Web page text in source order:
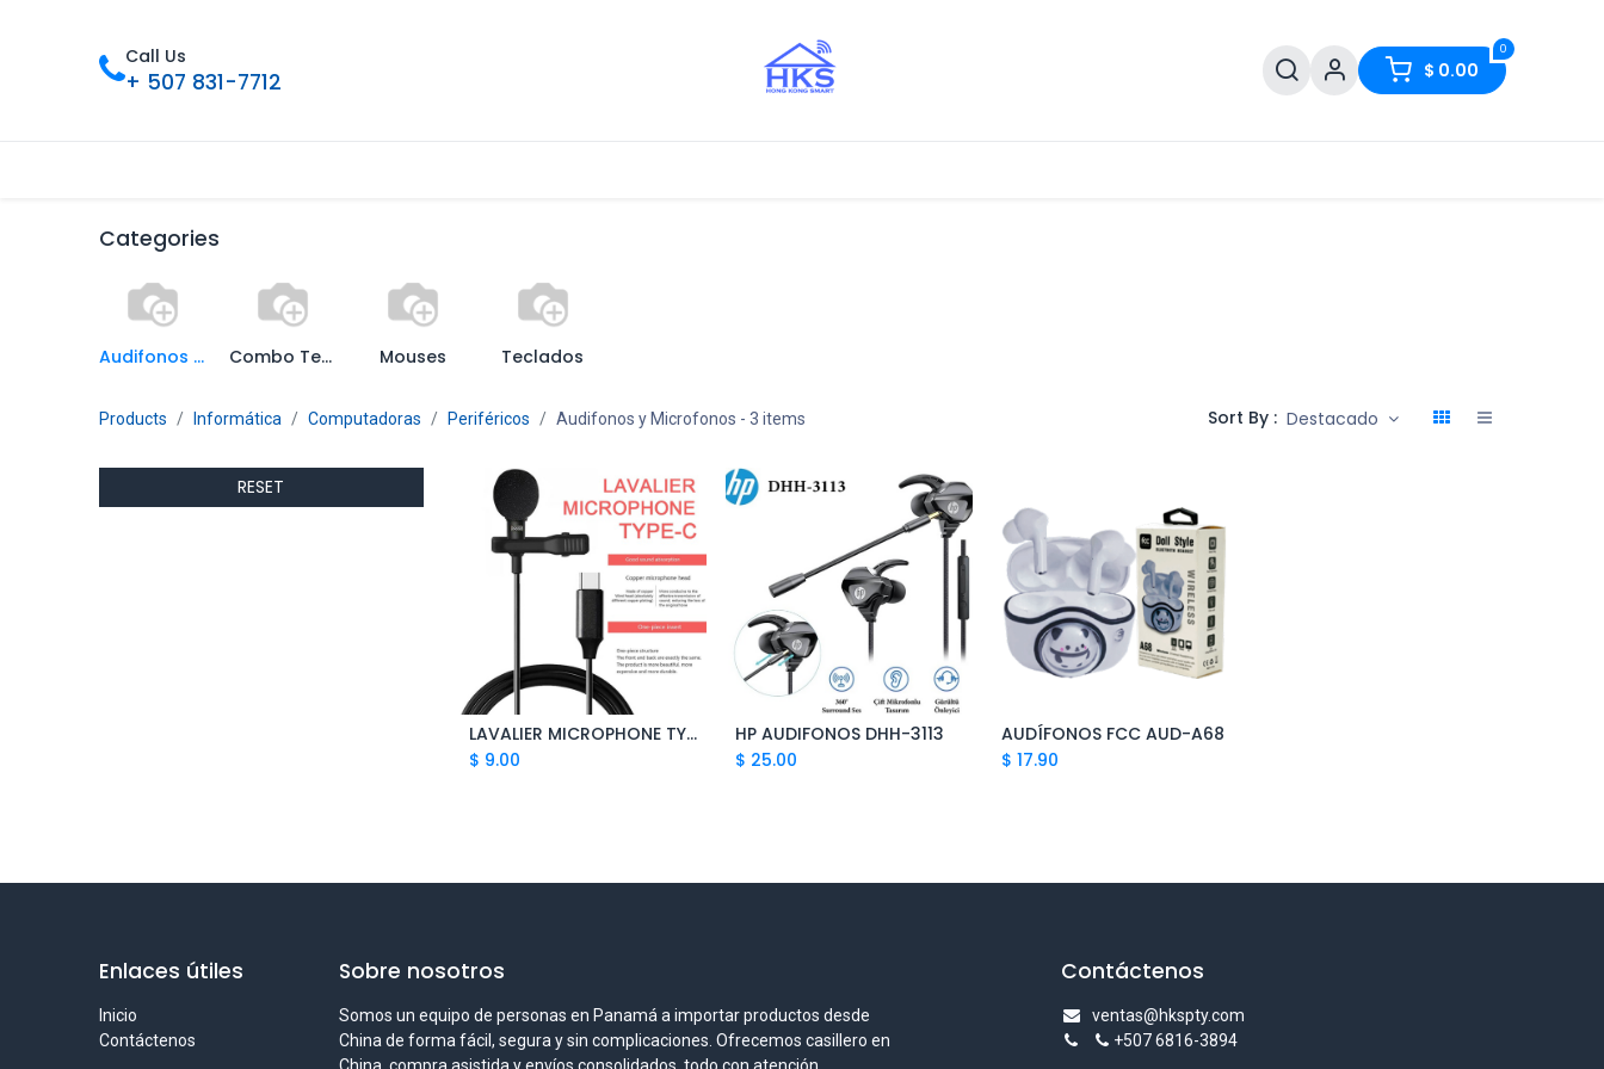
Call Us
+ 507 831-7712
0
$ 0.00
Categories
Audifonos y Microfonos Combo Teclado y Mouse Mouses Teclados
Products Informática Computadoras Periféricos Audifonos y Microfonos - 3 items Sort By : Destacado
RESET
Add to Cart
LAVALIER MICROPHONE TYPE C JH-042
$ 9.00
Add to Cart
HP AUDIFONOS DHH-3113
$ 25.00
Add to Cart
AUDÍFONOS FCC AUD-A68
$17.90
Enlaces útiles
Inicio
Contáctenos
Sobre nosotros
Somos un equipo de personas en Panamá a importar productos desde
China de forma fácil, segura y sin complicaciones. Ofrecemos casillero en
Contáctenos
ventas@hkspty.com
+507 6816-3894